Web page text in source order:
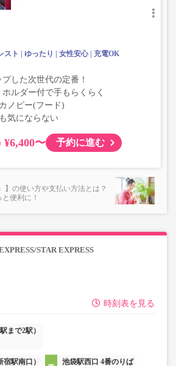
スト ゆったり 女性安心
充電OK
した次世代の定番！
ルダー付で手もらくらく
ノピー(フード)
気にならない
¥6,400〜 予約に進む
】の使い方や支払い方法とは？
便利に！
STAR EXPRESS
時刻表を見る
まで2駅）
駅南口） 池袋駅西口 4番のりば